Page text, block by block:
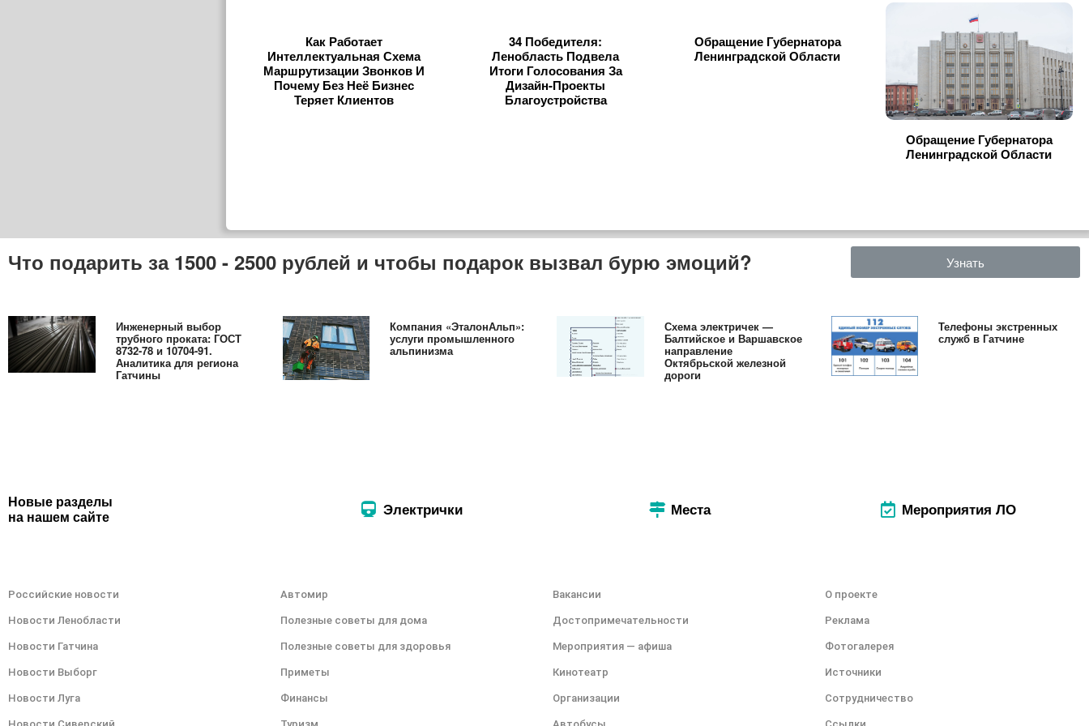
Как Работает
Интеллектуальная Схема
Маршрутизации Звонков И
Почему Без Неё Бизнес
Теряет Клиентов
34 Победителя:
Ленобласть Подвела
Итоги Голосования За
Дизайн-Проекты
Благоустройства
Обращение Губернатора
Ленинградской Области
Обращение Губернатора
Ленинградской Области
Что подарить за 1500 - 2500 рублей и чтобы подарок вызвал бурю эмоций? Узнать
Инженерный выбор
трубного проката: ГОСТ
8732-78 и 10704-91.
Аналитика для региона
Гатчины
Компания «ЭталонАльп»:
услуги промышленного
альпинизма
Схема электричек —
Балтийское и Варшавское
направление
Октябрьской железной
дороги
Телефоны экстренных
служб в Гатчине
Новые разделы
на нашем сайте
Электрички Места Мероприятия ЛО
Российские новости
Новости Ленобласти
Новости Гатчина
Новости Выборг
Новости Луга
Автомир
Полезные советы для дома
Полезные советы для здоровья
Приметы
Финансы
Вакансии
Достопримечательности
Мероприятия — афиша
Кинотеатр
Организации
О проекте
Реклама
Фотогалерея
Источники
Сотрудничество